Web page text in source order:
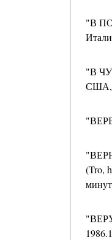
"В
"В
США,
(Tro,